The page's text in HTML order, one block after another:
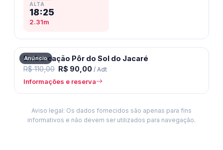
ALTA
18:25
2.31m
Anúncio
Embarcação Pôr do Sol do Jacaré
R$ 110,00 R$ 90,00 / Adt
Informações e reserva
Aviso legal: Os dados fornecidos são apenas para fins
informativos e não devem ser utilizados para navegação.